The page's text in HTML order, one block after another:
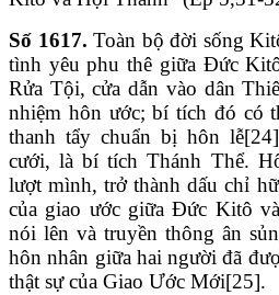
Số 1617. Toàn bộ đời sống
tình yêu phu thê giữa Đức
Rửa Tội, cửa dẫn vào dân
nhiệm hôn ước; bí tích đó có
thanh tẩy chuẩn bị hôn
cưới, là bí tích Thánh Thể.
lượt mình, trở thành dấu chỉ
của giao ước giữa Đức Kitô
nói lên và truyền thông ân
hôn nhân giữa hai người đã
thật sự của Giao Ước Mới[25].